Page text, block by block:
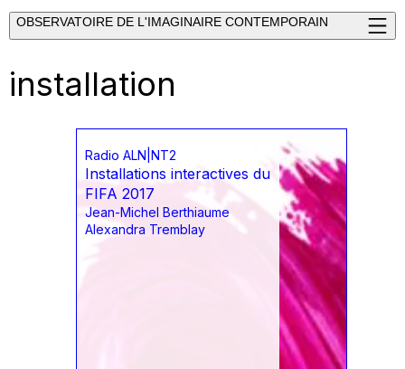
OBSERVATOIRE DE L'IMAGINAIRE CONTEMPORAIN
installation
Radio ALN|NT2
Installations interactives du
FIFA 2017
Jean-Michel Berthiaume
Alexandra Tremblay